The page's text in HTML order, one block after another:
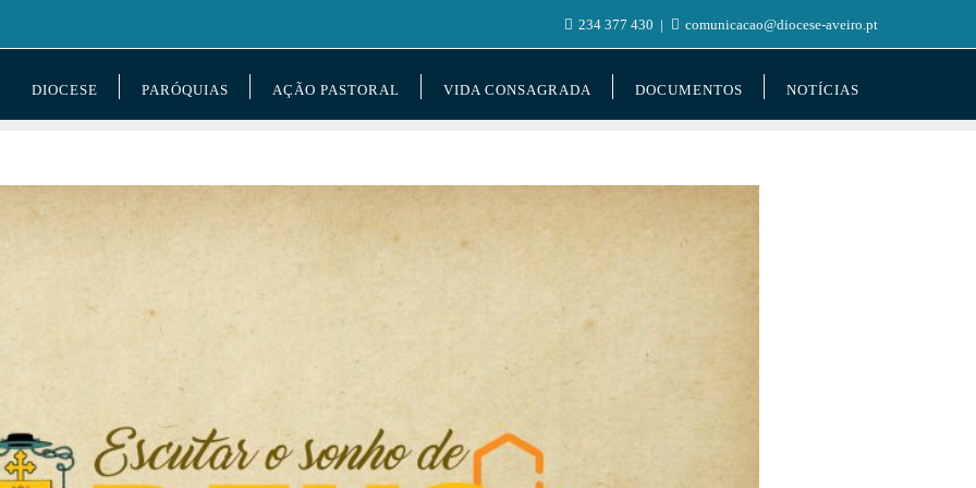
234 377 430 comunicacao@diocese-aveiro.pt
DIOCESE PARÓQUIAS AÇÃO PASTORAL VIDA CONSAGRADA DOCUMENTOS NOTÍCIAS